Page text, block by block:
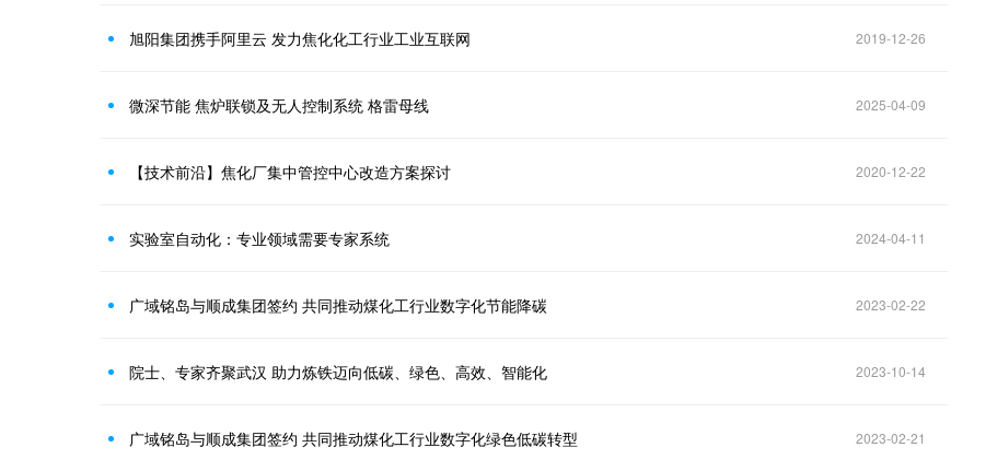
旭阳集团携手阿里云 发力焦化化工行业工业互联网 2019-12-26
微深节能 焦炉联锁及无人控制系统 格雷母线 2025-04-09
【技术前沿】焦化厂集中管控中心改造方案探讨 2020-12-22
实验室自动化：专业领域需要专家系统 2024-04-11
广域铭岛与顺成集团签约 共同推动煤化工行业数字化节能降碳 2023-02-22
院士、专家齐聚武汉 助力炼铁迈向低碳、绿色、高效、智能化 2023-10-14
广域铭岛与顺成集团签约 共同推动煤化工行业数字化绿色低碳转型 2023-02-21